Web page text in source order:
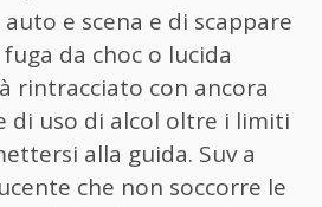
e scena e di scappare
da choc o lucida
rintracciato con ancora
di uso di alcol oltre i limiti
alla guida. Suv a
che non soccorre le